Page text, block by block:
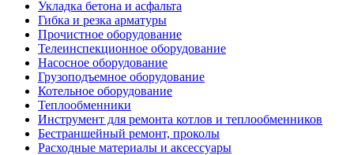
Укладка бетона и асфальта
Гибка и резка арматуры
Прочистное оборудование
Телеинспекционное оборудование
Насосное оборудование
Грузоподъемное оборудование
Котельное оборудование
Теплообменники
Инструмент для ремонта котлов и теплообменников
Бестраншейный ремонт, проколы
Расходные материалы и аксессуары